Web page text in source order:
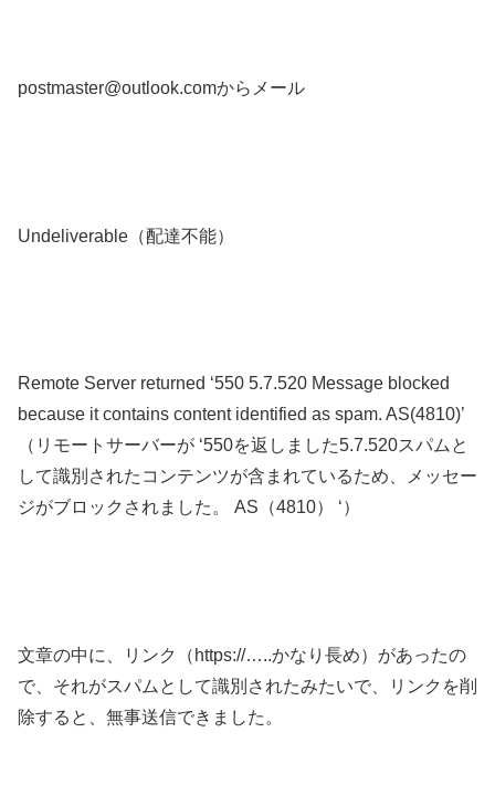
postmaster@outlook.comからメール
Undeliverable（配達不能）
Remote Server returned ‘550 5.7.520 Message blocked
because it contains content identified as spam. AS(4810)’
（リモートサーバーが ‘550を返しました5.7.520スパムと
して識別されたコンテンツが含まれているため、メッセー
ジがブロックされました。 AS（4810） ‘）
文章の中に、リンク（https://…..かなり長め）があったの
で、それがスパムとして識別されたみたいで、リンクを削
除すると、無事送信できました。